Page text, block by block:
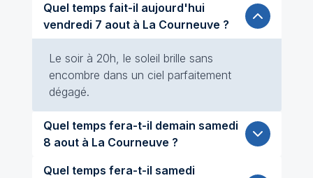
Quel temps fait-il aujourd'hui
vendredi 7 aout à La Courneuve ?
Le soir à 20h, le soleil brille sans
encombre dans un ciel parfaitement
dégagé.
Quel temps fera-t-il demain samedi
8 aout à La Courneuve ?
Quel temps fera-t-il samedi